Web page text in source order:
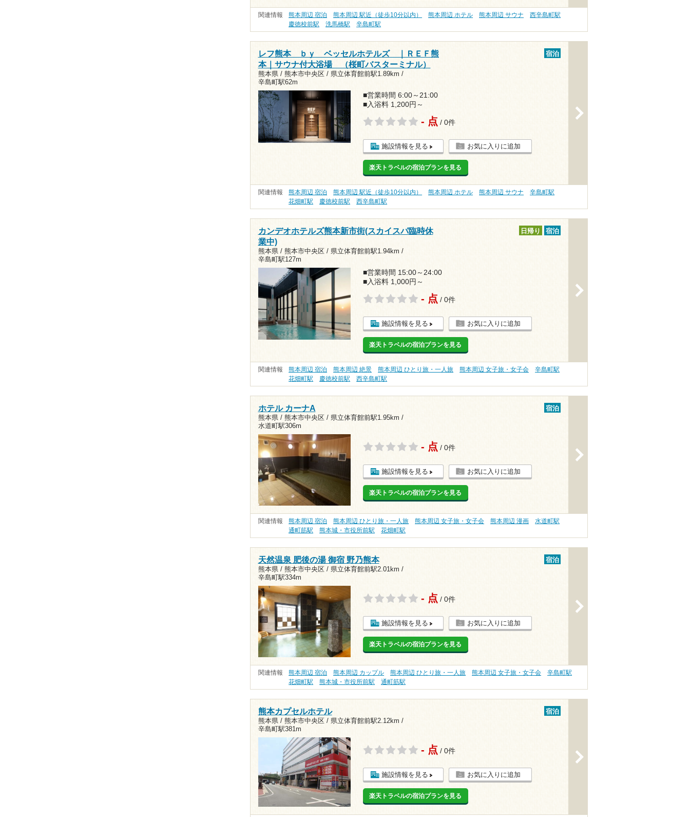
関連情報 熊本周辺 宿泊 熊本周辺 駅近（徒歩10分以内） 熊本周辺 ホテル 熊本周辺 サウナ
西辛島町駅
慶徳校前駅
洗馬橋駅 辛島町駅
レフ熊本 ｂｙ ベッセルホテルズ ｜ＲＥＦ熊
本｜サウナ付大浴場 （桜町バスターミナル）
熊本県 / 熊本市中央区 / 県立体育館前駅1.89km /
辛島町駅62m
宿泊
■営業時間 6:00～21:00
■入浴料 1,200円～
- 点 / 0件
施設情報を見る お気に入りに追加
楽天トラベルの宿泊プランを見る
関連情報 熊本周辺 宿泊 熊本周辺 駅近（徒歩10分以内） 熊本周辺 ホテル 熊本周辺 サウナ
辛島町駅
花畑町駅
慶徳校前駅 西辛島町駅
カンデオホテルズ熊本新市街(スカイスパ臨時休
業中)
熊本県 / 熊本市中央区 / 県立体育館前駅1.94km /
辛島町駅127m
日帰り 宿泊
■営業時間 15:00～24:00
■入浴料 1,000円～
- 点 / 0件
施設情報を見る お気に入りに追加
楽天トラベルの宿泊プランを見る
関連情報 熊本周辺 宿泊 熊本周辺 絶景 熊本周辺 ひとり旅・一人旅 熊本周辺 女子旅・女子会
辛島町駅
花畑町駅
慶徳校前駅 西辛島町駅
ホテル カーナA
熊本県 / 熊本市中央区 / 県立体育館前駅1.95km /
水道町駅306m
宿泊
- 点 / 0件
施設情報を見る お気に入りに追加
楽天トラベルの宿泊プランを見る
関連情報 熊本周辺 宿泊 熊本周辺 ひとり旅・一人旅 熊本周辺 女子旅・女子会 熊本周辺 漫画
水道町駅
通町筋駅
熊本城・市役所前駅 花畑町駅
天然温泉 肥後の湯 御宿 野乃熊本
熊本県 / 熊本市中央区 / 県立体育館前駅2.01km /
辛島町駅334m
宿泊
- 点 / 0件
施設情報を見る お気に入りに追加
楽天トラベルの宿泊プランを見る
関連情報 熊本周辺 宿泊 熊本周辺 カップル 熊本周辺 ひとり旅・一人旅 熊本周辺 女子旅・女子会
辛島町駅
花畑町駅
熊本城・市役所前駅 通町筋駅
熊本カプセルホテル
熊本県 / 熊本市中央区 / 県立体育館前駅2.12km /
辛島町駅381m
宿泊
- 点 / 0件
施設情報を見る お気に入りに追加
楽天トラベルの宿泊プランを見る